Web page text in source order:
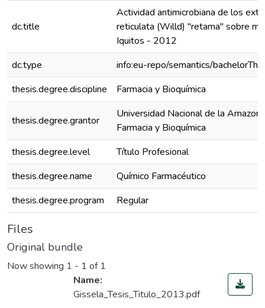
dc.title
Actividad antimicrobiana de los
reticulata (Willd) "retama" sobre
Iquitos - 2012
dc.type
info:eu-repo/semantics/
thesis.degree.discipline
Farmacia y Bioquímica
thesis.degree.grantor
Universidad Nacional de la
Farmacia y Bioquímica
thesis.degree.level
Título Profesional
thesis.degree.name
Químico Farmacéutico
thesis.degree.program
Regular
Files
Original bundle
Now showing 1 - 1 of 1
Name:
Gissela_Tesis_Titulo_2013.pdf